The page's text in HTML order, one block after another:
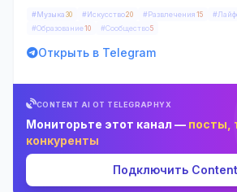
#Музыка 30 #Искусство20 #Развлечения 15
#Образование10 #Сообщество5
Открыть в Telegram
CONTENT AI ОТ TELEGRAPHYX
Мониторьте этот канал — посты,
конкуренты
Подключить